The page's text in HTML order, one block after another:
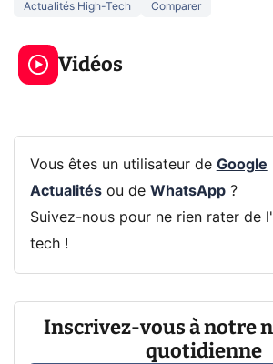
Actualités High-Tech Comparer
Vidéos
3 écrans en 1 pour
319€ ? Voici L'AOC
CQ32G4ZA !
Vous êtes un utilisateur de Google
Actualitésou de WhatsApp?
Suivez-nous pour ne rien rater de
tech !
Inscrivez-vous à notre
quotidienne